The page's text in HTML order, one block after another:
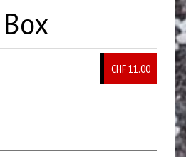
Box
CHF11.00